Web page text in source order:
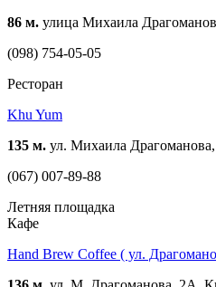
86 м. улица Михаила
(098) 754-05-05
Ресторан
Khu Yum
135 м. ул. Михаила
(067) 007-89-88
Летняя площадка
Кафе
Hand Brew Coffee ( ул.